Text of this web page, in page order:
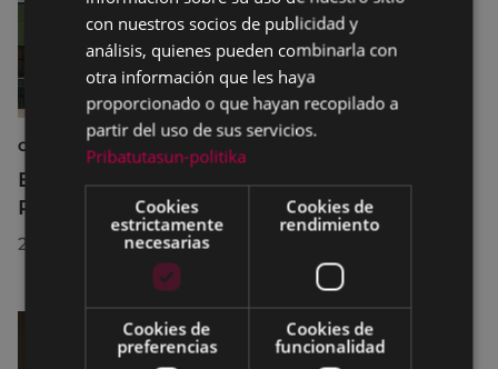
CULTURA
El Museo de la Industria Armera recibe el
Premio Delta Cultura a la Trayectoria 2026
23/07/2026
con nuestros socios de publicidad y
análisis, quienes pueden combinarla con
otra información que les haya
proporcionado o que hayan recopilado a
partir del uso de sus servicios.
Pribatutasun-politika
Cookies
estrictamente
necesarias
Cookies de
rendimiento
Cookies de
preferencias
Cookies de
funcionalidad